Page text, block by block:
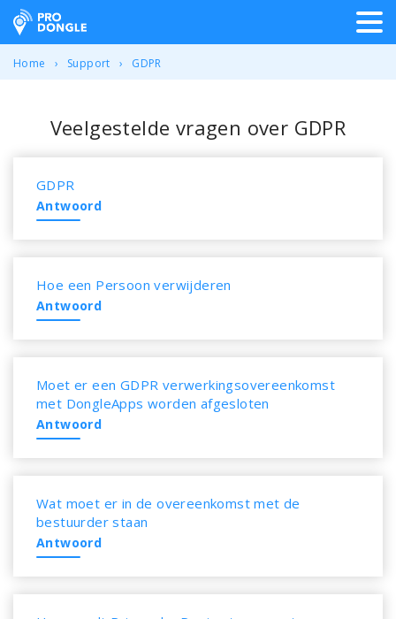
ProDongle Track & Trace
Home Support GDPR
Veelgestelde vragen over GDPR
GDPR
Antwoord
Hoe een Persoon verwijderen
Antwoord
Moet er een GDPR verwerkingsovereenkomst
met DongleApps worden afgesloten
Antwoord
Wat moet er in de overeenkomst met de
bestuurder staan
Antwoord